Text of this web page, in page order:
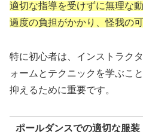
適切な指導を受けずに無理な
過度の負担がかかり、怪我の
特に初心者は、インストラク
ォームとテクニックを学ぶこ
抑えるために重要です。
ポールダンスでの適切な服装